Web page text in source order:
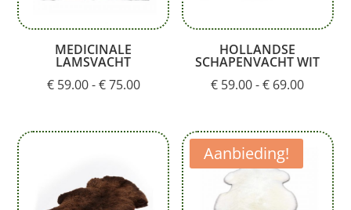
MEDICINALE
LAMSVACHT
€59.00-€75.00Prijsklasse:
€ 75.00
HOLLANDSE
SCHAPENVACHT WIT
€ 59.00-€ 69.00
€ 69.00
Aanbieding!